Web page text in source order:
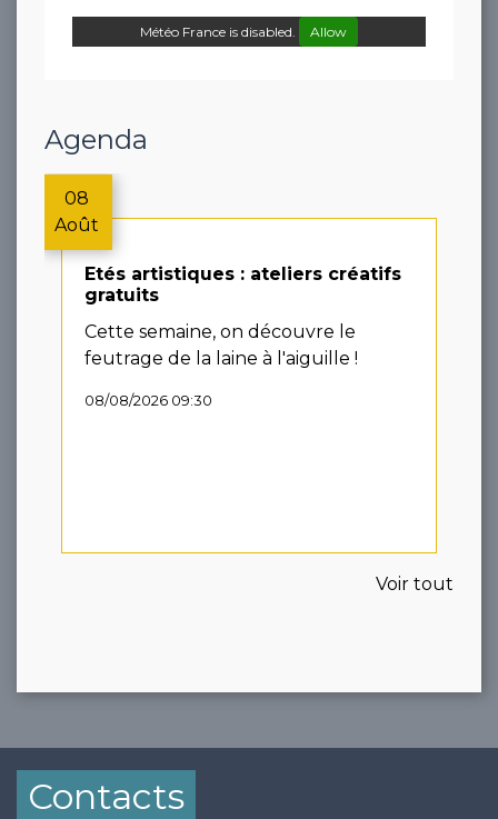
Météo France is disabled. Allow
Agenda
08
Août
Etés artistiques : ateliers créatifs
gratuits
Cette semaine, on découvre le
feutrage de la laine à l'aiguille !
08/08/2026 09:30
Voir tout
Contacts